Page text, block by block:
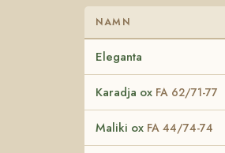
NAMN
Eleganta
Karadja ox FA 62/71-77
Maliki ox FA 44/74-74